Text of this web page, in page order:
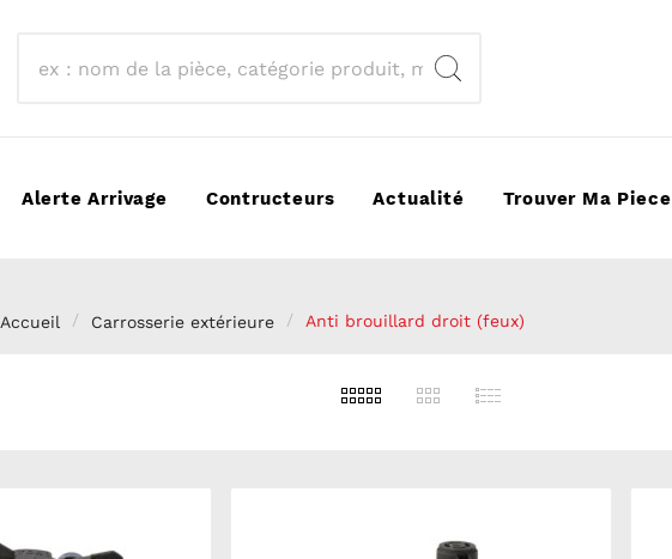
Alerte Arrivage Contructeurs Actualité Trouver Ma Piece
Accueil Carrosserie extérieure Anti brouillard droit (feux)